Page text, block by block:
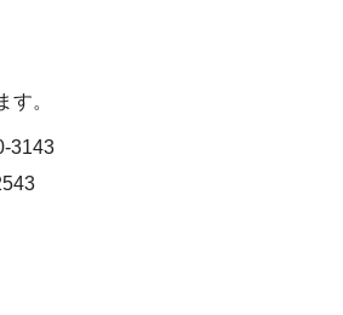
す。
3143